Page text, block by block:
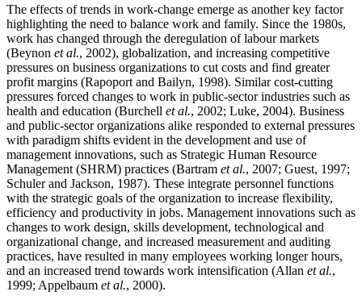
The effects of trends in work-change emerge as another key factor
highlighting the need to balance work and family. Since the 1980s,
work has changed through the deregulation of labour markets
(Beynon et al., 2002), globalization, and increasing competitive
pressures on business organizations to cut costs and find greater
profit margins (Rapoport and Bailyn, 1998). Similar cost-cutting
pressures forced changes to work in public-sector industries such as
health and education (Burchell et al., 2002; Luke, 2004). Business
and public-sector organizations alike responded to external pressures
with paradigm shifts evident in the development and use of
management innovations, such as Strategic Human Resource
Management (SHRM) practices (Bartram et al., 2007; Guest, 1997;
Schuler and Jackson, 1987). These integrate personnel functions
with the strategic goals of the organization to increase flexibility,
efficiency and productivity in jobs. Management innovations such as
changes to work design, skills development, technological and
organizational change, and increased measurement and auditing
practices, have resulted in many employees working longer hours,
and an increased trend towards work intensification (Allan et al.,
1999; Appelbaum et al., 2000).